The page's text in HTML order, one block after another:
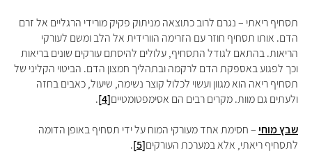
תסחיף ריאתי – נגרם לרוב כתוצאה מניתוק פקיק מורידי הרגליים אל זרם
הדם. אותו תסחיף חוזר עם הזרימה הוורידית אל הלב ומשם לעורקי
הריאות. בהתאם לגודל התסחיף, עלולים להיסתם עורקים שונים בריאות
וכך לפגוע באספקת הדם לרקמה ובתהליך חמצון הדם. הביטוי הקליני של
תסחיף ריאה הוא מגוון ועשוי לכלול קוצר נשימה, שיעול, כאבים בחזה
ולעתים גם מוות. מקרים רבים הם אסימפטומטיים[4]
.
שבץ מוחי – חסימת אחד מעורקי המוח על ידי תסחיף באופן הדומה
לתסחיף ריאתי, אלא במערכת העורקים[5]
.